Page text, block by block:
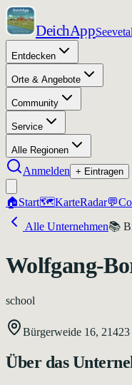
DeichApp
Entdecken
Orte & Angebote
Community
Service
Alle Regionen
Anmelden + Eintragen
🏠Start🗺️KarteRadar💬
Alle Unternehmen📚
Wolfgang-
school
Bürgerweide 16, 21423
Über das